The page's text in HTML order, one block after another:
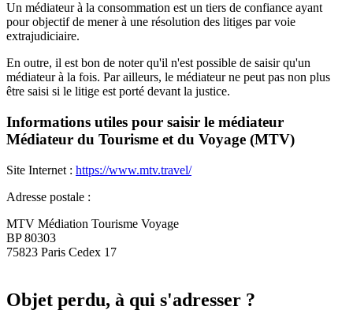
Un médiateur à la consommation est un tiers de confiance ayant
pour objectif de mener à une résolution des litiges par voie
extrajudiciaire.
En outre, il est bon de noter qu'il n'est possible de saisir qu'un
médiateur à la fois. Par ailleurs, le médiateur ne peut pas non plus
être saisi si le litige est porté devant la justice.
Informations utiles pour saisir le médiateur
Médiateur du Tourisme et du Voyage (MTV)
Site Internet : https://www.mtv.travel/
Adresse postale :
MTV Médiation Tourisme Voyage
BP 80303
75823 Paris Cedex 17
Objet perdu, à qui s'adresser ?